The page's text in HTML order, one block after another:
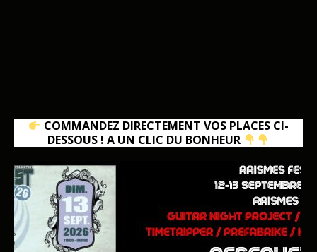
COMMANDEZ DIRECTEMENT VOS PLACES CI-
DESSOUS ! A UN CLIC DU BONHEUR